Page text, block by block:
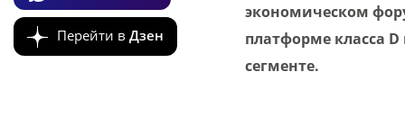
Перейти в Дзен
экономическом
платформе класса
сегменте.